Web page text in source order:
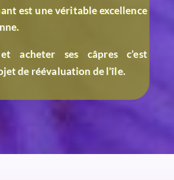
est une véritable excellence
acheter ses câpres c’est
de réévaluation de l’île.